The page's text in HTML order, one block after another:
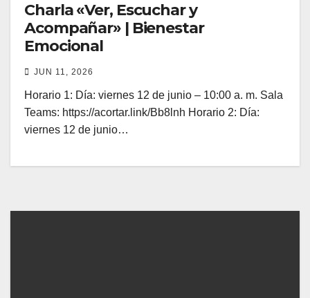
Charla «Ver, Escuchar y
Acompañar» | Bienestar
Emocional
JUN 11, 2026
Horario 1: Día: viernes 12 de junio – 10:00 a. m. Sala
Teams: https://acortar.link/Bb8lnh Horario 2: Día:
viernes 12 de junio…